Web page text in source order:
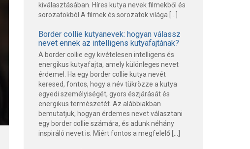
kiválasztásában. Híres kutya nevek filmekből és
sorozatokból A filmek és sorozatok világa […]
Border collie kutyanevek: hogyan válassz
nevet ennek az intelligens kutyafajtának?
A border collie egy kivételesen intelligens és
energikus kutyafajta, amely különleges nevet
érdemel. Ha egy border collie kutya nevét
keresed, fontos, hogy a név tükrözze a kutya
egyedi személyiségét, gyors észjárását és
energikus természetét. Az alábbiakban
bemutatjuk, hogyan érdemes nevet választani
egy border collie számára, és adunk néhány
inspiráló nevet is. Miért fontos a megfelelő […]